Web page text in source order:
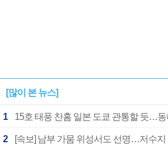
[많이 본 뉴스]
1 15호 태풍 찬홈 일본 도쿄 관통할 듯…
2 [속보] 남부 가뭄 위성서도 선명…저수지